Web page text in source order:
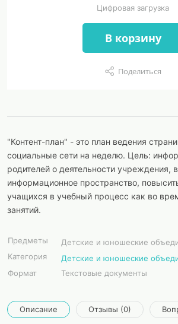
Цифровая загрузка
В корзину
Поделиться
"Контент-план" - это план ведения
социальные сети на неделю. Цель:
родителей о деятельности учреждения,
информационное пространство,
учащихся в учебный процесс как во
занятий.
Предметы
Детские и юношеские
Категория
Детские и юношеские
Формат
Текстовые документы
Описание Отзывы (0)